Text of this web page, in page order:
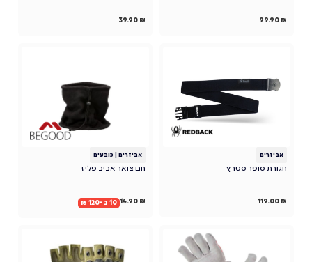
99.90 ₪
39.90 ₪
אביזרים
חגורת סופר סטרץ
119.00 ₪
אביזרים כובעים
חם צואר אביב פליז
14.90 ₪ 10 ב-120 ₪